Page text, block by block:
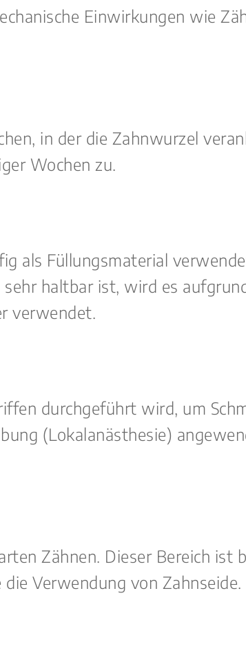
Einwirkungen wie
in der die Zahnwurzel
Wochen zu.
als Füllungsmaterial
haltbar ist, wird es
verwendet.
durchgeführt wird, um
(Lokalanästhesie)
Zähnen. Dieser Bereich ist
Verwendung von Zahnseide.